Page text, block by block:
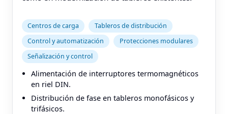
Centros de carga
Tableros de distribución
Control y automatización
Protecciones modulares
Señalización y control
Alimentación de interruptores termomagnéticos
en riel DIN.
Distribución de fase en tableros monofásicos y
trifásicos.